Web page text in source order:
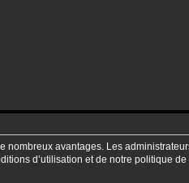
nombreux avantages. Les
d’utilisation et de notre politique